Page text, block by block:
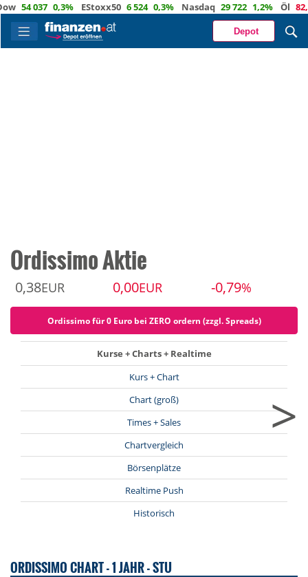
54 037 0,3% EStoxx50 6 524 0,3% Nasdaq 29 722 1,2% Öl 82,1 -
Depot
Ordissimo Aktie
0,38EUR 0,00EUR -0,79%
Ordissimo für 0 Euro bei ZERO ordern (zzgl. Spreads)
Kurse + Charts + Realtime
Kurs + Chart
Chart (groß)
Times + Sales
Chartvergleich
Börsenplätze
Realtime Push
Historisch
>
ORDISSIMO CHART - 1 JAHR - STU